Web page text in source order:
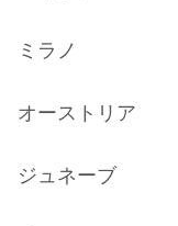
ミラノ
オーストリア
ジュネーブ